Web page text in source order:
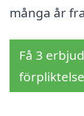
många år
Få 3